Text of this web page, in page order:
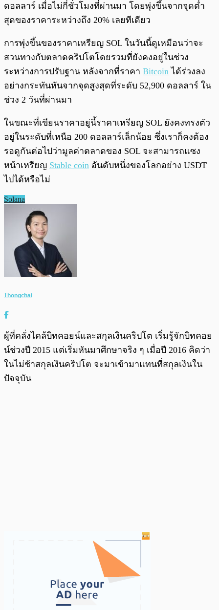
ดอลลาร์ เมื่อไม่กี่ชั่วโมงที่ผ่านมา โดยพุ่งขึ้นจากจุดต่ำ
สุดของราคาระหว่างถึง 20% เลยทีเดียว
การพุ่งขึ้นของราคาเหรียญ SOL ในวันนี้ดูเหมือนว่าจะ
สวนทางกับตลาดคริปโตโดยรวมที่ยังคงอยู่ในช่วง
ระหว่างการปรับฐาน หลังจากที่ราคา Bitcoin ได้ร่วงลง
อย่างกระทันหันจากจุดสูงสุดที่ระดับ 52,900 ดอลลาร์ ใน
ช่วง 2 วันที่ผ่านมา
ในขณะที่เขียนราคาอยู่นี้ราคาเหรียญ SOL ยังคงทรงตัว
อยู่ในระดับที่เหนือ 200 ดอลลาร์เล็กน้อย ซึ่งเราก็คงต้อง
รอดูกันต่อไปว่ามูลค่าตลาดของ SOL จะสามารถแซง
หน้าเหรียญ Stable coin อันดับหนึ่งของโลกอย่าง USDT
ไปได้หรือไม่
Solana
Thongchai
ผู้ที่คลั่งไคล้บิทคอยน์และสกุลเงินคริปโต เริ่มรู้จักบิทคอย
น์ช่วงปี 2015 แต่เริ่มหันมาศึกษาจริง ๆ เมื่อปี 2016 คิดว่า
ในไม่ช้าสกุลเงินคริปโต จะมาเข้ามาแทนที่สกุลเงินใน
ปัจจุบัน